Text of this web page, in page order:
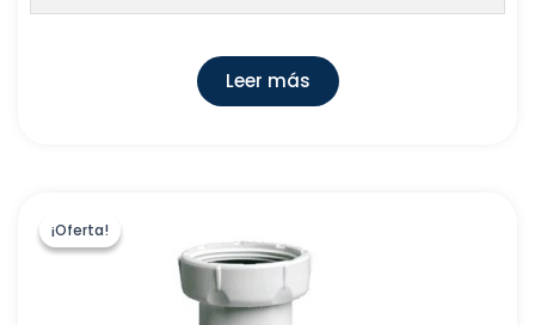
Leer más
¡Oferta!
¡Oferta!